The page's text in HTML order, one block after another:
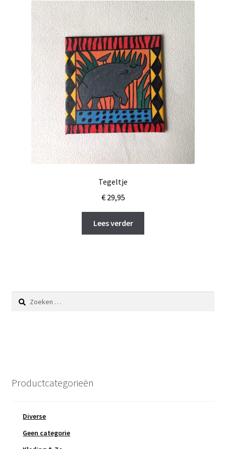
Tegeltje
€29,95
Lees verder
Zoeken
naar:
Productcategorieën
Diverse
Geen categorie